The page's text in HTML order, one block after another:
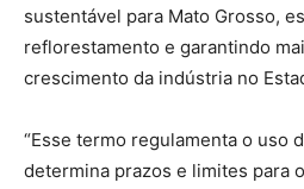
sustentável para Mato Grosso,
reflorestamento e garantindo
crescimento da indústria no
“Esse termo regulamenta o uso
determina prazos e limites para